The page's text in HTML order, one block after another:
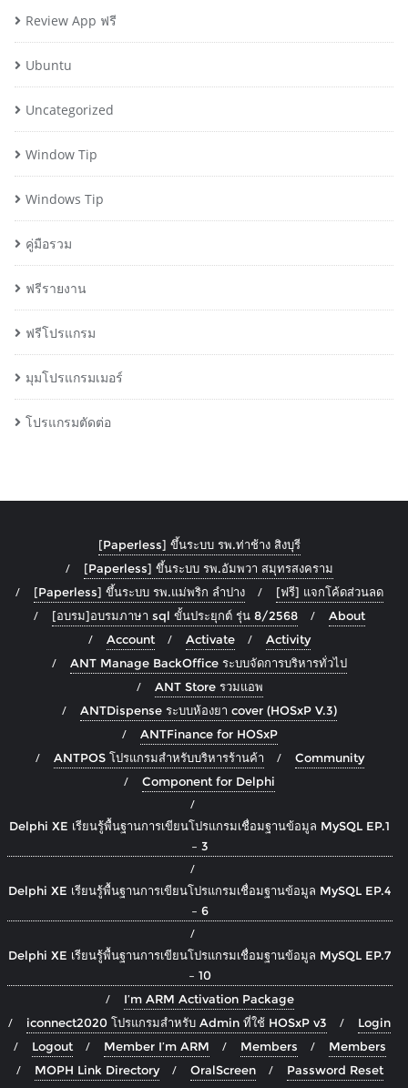
Review App ฟรี
Ubuntu
Uncategorized
Window Tip
Windows Tip
คู่มือรวม
ฟรีรายงาน
ฟรีโปรแกรม
มุมโปรแกรมเมอร์
โปรแกรมตัดต่อ
[Paperless] ขึ้นระบบ รพ.ท่าช้าง สิงบุรี
[Paperless] ขึ้นระบบ รพ.อัมพวา สมุทรสงคราม
[Paperless] ขึ้นระบบ รพ.แม่พริก ลำปาง
[ฟรี] แจกโค้ดส่วนลด
[อบรม]อบรมภาษา sql ขั้นประยุกต์ รุ่น 8/2568
About
Account
Activate
Activity
ANT Manage BackOffice ระบบจัดการบริหารทั่วไป
ANT Store รวมแอพ
ANTDispense ระบบห้องยา cover (HOSxP V.3)
ANTFinance for HOSxP
ANTPOS โปรแกรมสำหรับบริหารร้านค้า
Community
Component for Delphi
Delphi XE เรียนรู้พื้นฐานการเขียนโปรแกรมเชื่อมฐานข้อมูล MySQL EP.1
– 3
Delphi XE เรียนรู้พื้นฐานการเขียนโปรแกรมเชื่อมฐานข้อมูล MySQL EP.4
– 6
Delphi XE เรียนรู้พื้นฐานการเขียนโปรแกรมเชื่อมฐานข้อมูล MySQL EP.7
– 10
I’m ARM Activation Package
iconnect2020 โปรแกรมสำหรับ Admin ที่ใช้ HOSxP v3
Login
Logout
Member I’m ARM Members
Members
MOPH Link Directory
OralScreen
Password Reset